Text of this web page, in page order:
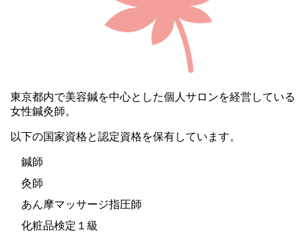
東京都内で美容鍼を中心とした個人サロンを経営している
女性鍼灸師。
以下の国家資格と認定資格を保有しています。
鍼師
灸師
あん摩マッサージ指圧師
化粧品検定１級